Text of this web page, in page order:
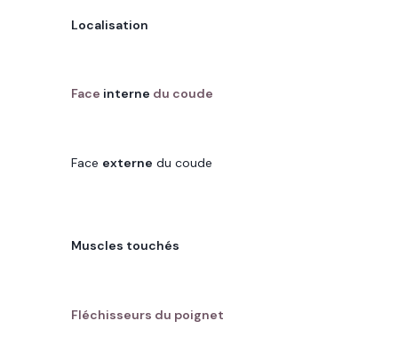
Localisation
Face interne du coude
Face externe du coude
Muscles touchés
Fléchisseurs du poignet